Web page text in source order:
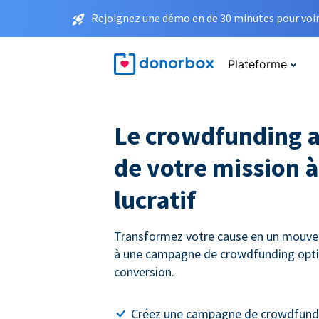
Rejoignez une démo en de 30 minutes pour
Plateforme
Le crowdfunding
de votre mission
lucratif
Transformez votre cause en un
à une campagne de crowdfunding
conversion.
Créez une campagne de